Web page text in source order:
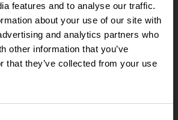
features and to analyse our traffic.
about your use of our site with
and analytics partners who
other information that you’ve
that they’ve collected from your use